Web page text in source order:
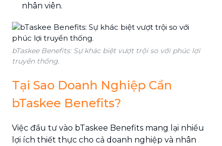
nhân viên.
bTaskee Benefits: Sự khác biệt vượt trội so với phúc lợi
truyền thống.
Tại Sao Doanh Nghiệp Cần
bTaskee Benefits?
Việc đầu tư vào bTaskee Benefits mang lại nhiều
lợi ích thiết thực cho cả doanh nghiệp và nhân